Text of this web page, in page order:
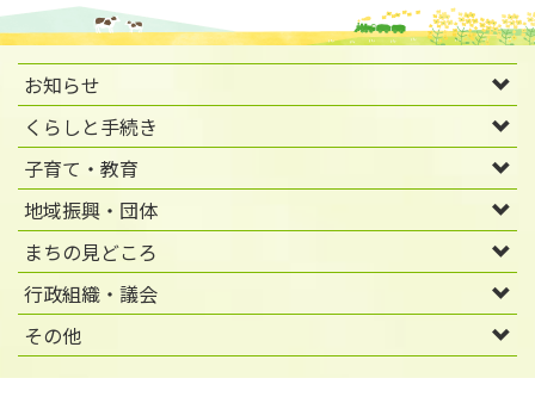
お知らせ
くらしと手続き
子育て・教育
地域振興・団体
まちの見どころ
行政組織・議会
その他